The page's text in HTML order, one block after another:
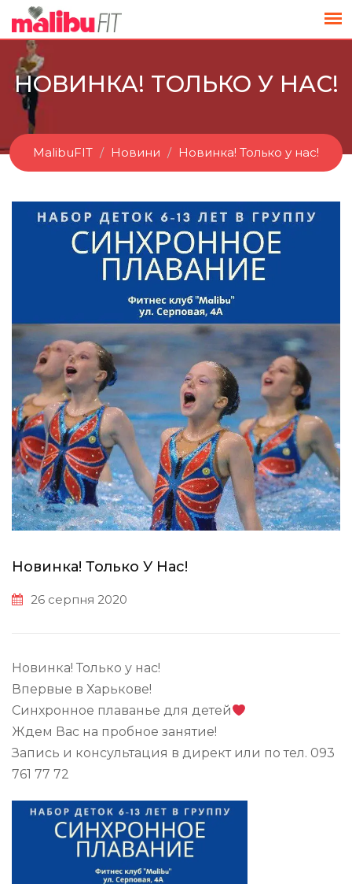
НОВИНКА! ТОЛЬКО У НАС!
MalibuFIT Новини Новинка! Только у нас!
Новинка! Только У Нас!
26 серпня 2020
Новинка! Только у нас!
Впервые в Харькове!
Синхронное плаванье для детей
Ждем Вас на пробное занятие!
Запись и консультация в директ или по тел. 093
761 77 72